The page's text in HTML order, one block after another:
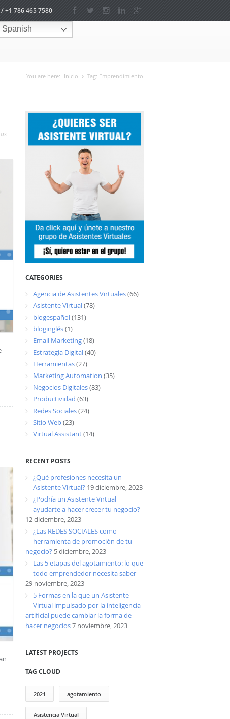
+1 786 465 7580
Spanish
You are here: Inicio Tag: Emprendimiento
CATEGORIES
Agencia de Asistentes Virtuales(66)
Asistente Virtual(78)
blogespañol(131)
bloginglés(1)
Email Marketing(18)
Estrategia Digital(40)
Herramientas(27)
Marketing Automation (35)
Negocios Digitales(83)
Productividad (63)
Redes Sociales(24)
Sitio Web(23)
Virtual Assistant(14)
RECENT POSTS
¿Qué profesiones necesita un
Asistente Virtual? 19 diciembre, 2023
¿Podría un Asistente Virtual
ayudarte a hacer crecer tu negocio?
12 diciembre, 2023
¿Las REDES SOCIALES como
herramienta de promoción de tu
negocio? 5 diciembre, 2023
Las 5 etapas del agotamiento: lo que
todo emprendedor necesita saber
29 noviembre, 2023
5 Formas en la que un Asistente
Virtual impulsado por la inteligencia
artificial puede cambiar la forma de
hacer negocios7 noviembre, 2023
LATEST PROJECTS
TAG CLOUD
2021 agotamiento
Asistencia Virtual